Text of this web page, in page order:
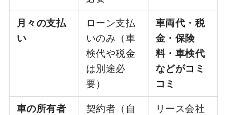
月々の支払
い
ローン支払
いのみ（車
検代や税金
は別途必
要）
車両代・税
金・保険
料・車検代
などがコミ
コミ
車の所有者
契約者（自
リース会社